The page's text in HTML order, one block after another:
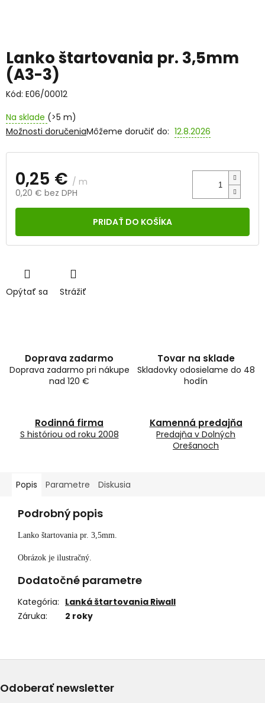
Lanko štartovania pr. 3,5mm
(A3-3)
Kód: E06/00012
Na sklade (>5 m)
Môžeme doručiť do: 12.8.2026
Možnosti doručenia
0,25 € / m
0,20 € bez DPH
Jednotková
PRIDAŤ DO KOŠÍKA
Opýtať sa Strážiť
Doprava zadarmo
Doprava zadarmo pri nákupe
nad 120 €
Tovar na sklade
Skladovky odosielame do 48
hodín
Rodinná firma
S históriou od roku 2008
Kamenná predajňa
Predajňa v Dolných
Orešanoch
Popis Parametre Diskusia
Podrobný popis
Lanko štartovania pr. 3,5mm.
Obrázok je ilustračný.
Dodatočné parametre
Kategória: Lanká štartovania Riwall
Záruka: 2 roky
Odoberať newsletter